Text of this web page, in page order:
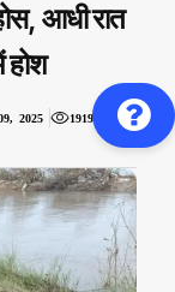
आधी रात
होश
2025 1919